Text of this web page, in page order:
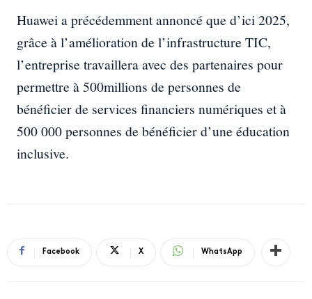
Huawei a précédemment annoncé que d’ici 2025,
grâce à l’amélioration de l’infrastructure TIC,
l’entreprise travaillera avec des partenaires pour
permettre à 500millions de personnes de
bénéficier de services financiers numériques et à
500 000 personnes de bénéficier d’une éducation
inclusive.
Facebook X WhatsApp